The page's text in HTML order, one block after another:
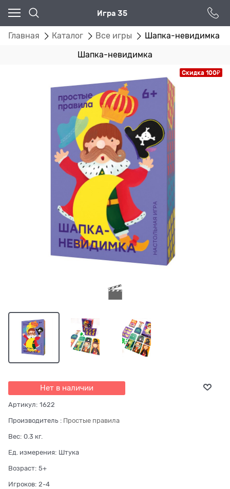
Игра 35
Главная Каталог Все игры Шапка-невидимка
Шапка-невидимка
Скидка 100₽
Нет в наличии
Артикул: 1622
Производитель : Простые правила
Вес: 0.3 кг.
Ед. измерения: Штука
Возраст: 5+
Игроков: 2-4